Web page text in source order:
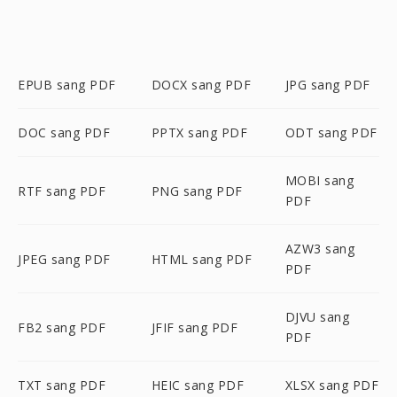
EPUB sang PDF DOCX sang PDF JPG sang PDF
DOC sang PDF PPTX sang PDF ODT sang PDF
RTF sang PDF PNG sang PDF
MOBI sang
PDF
JPEG sang PDF HTML sang PDF
AZW3 sang
PDF
FB2 sang PDF JFIF sang PDF
DJVU sang
PDF
TXT sang PDF HEIC sang PDF XLSX sang PDF